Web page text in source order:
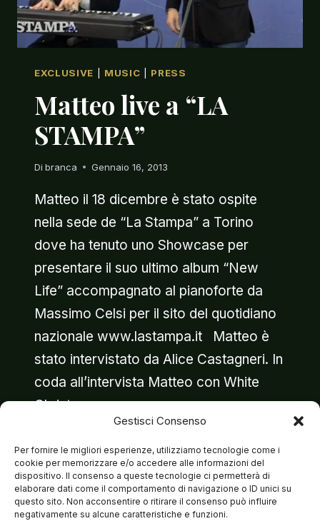
Gestisci Consenso
Per fornire le migliori esperienze, utilizziamo tecnologie come i
cookie per memorizzare e/o accedere alle informazioni del
dispositivo. Il consenso a queste tecnologie ci permetterà di
elaborare dati come il comportamento di navigazione o ID unici su
questo sito. Non acconsentire o ritirare il consenso può influire
negativamente su alcune caratteristiche e funzioni.
EXCLUSIVE MUSIC PRESS
Matteo live a “LA
STAMPA”
Di branca Gennaio 16, 2013
Matteo il 18 dicembre è stato ospite
nella sede de “La Stampa” a Torino
dove ha tenuto uno Showcase per
presentare il suo ultimo album “New
Life” accompagnato al pianoforte da
Massimo Celsi per il sito del quotidiano
nazionale www.lastampa.it Matteo è
stato intervistato da Alice Castagneri. In
coda all’intervista Matteo con White
Christmas…
LIVE
A
“LA
STAMPA”